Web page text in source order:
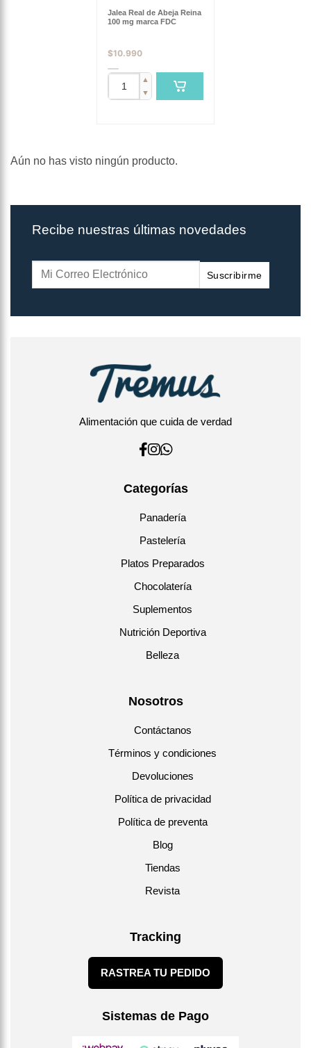
Jalea Real de Abeja Reina
100 mg marca FDC
$10.990
▲
▼
Aún no has visto ningún producto.
Recibe nuestras últimas novedades
Suscribirme
Alimentación que cuida de verdad
Categorías
Panadería
Pastelería
Platos Preparados
Chocolatería
Suplementos
Nutrición Deportiva
Belleza
Nosotros
Contáctanos
Términos y condiciones
Devoluciones
Política de privacidad
Política de preventa
Blog
Tiendas
Revista
Tracking
RASTREA TU PEDIDO
Sistemas de Pago